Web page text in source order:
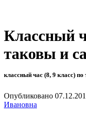
Классный
таковы и
классный час (8, 9 класс) по
Опубликовано
Ивановна